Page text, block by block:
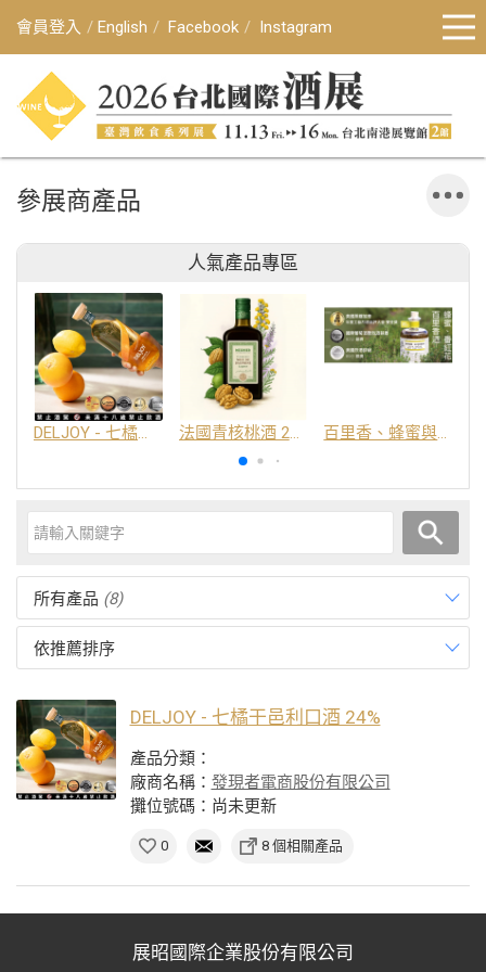
會員登入 English Facebook Instagram
參展商產品
人氣產品專區
DELJOY - 七橘干邑利口酒 24% 法國青核桃酒 25% 百里香、蜂蜜與番紅花酒
所有產品 (8)
依推薦排序
DELJOY - 七橘干邑利口酒 24%
產品分類：
廠商名稱： 發現者電商股份有限公司
攤位號碼：尚未更新
0 8 個相關產品
展昭國際企業股份有限公司